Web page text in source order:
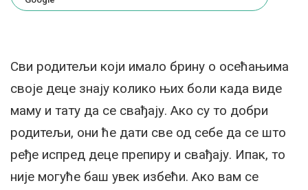
Сви родитељи који имало брину о осећањима
своје деце знају колико њих боли када виде
маму и тату да се свађају. Ако су то добри
родитељи, они ће дати све од себе да се што
ређе испред деце препиру и свађају. Ипак, то
није могуће баш увек избећи. Ако вам се